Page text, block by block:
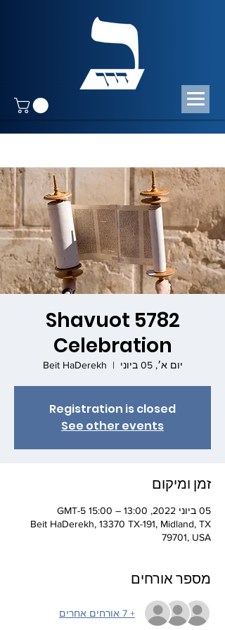
Shavuot 5782
Celebration
יום א׳, 05 ביוני
  |
Beit HaDerekh
Registration is closed
See other events
זמן ומיקום
05 ביוני 2022, 13:00 – 15:00 GMT-5‎
Beit HaDerekh, 13370 TX-191, Midland, TX
79701, USA
מספר אורחים
+ 7 אורחים אחרים